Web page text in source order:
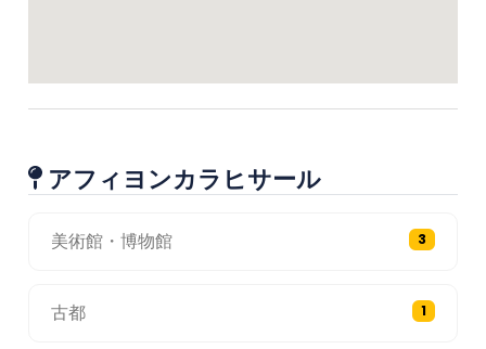
アフィヨンカラヒサール
美術館・博物館 3
古都 1